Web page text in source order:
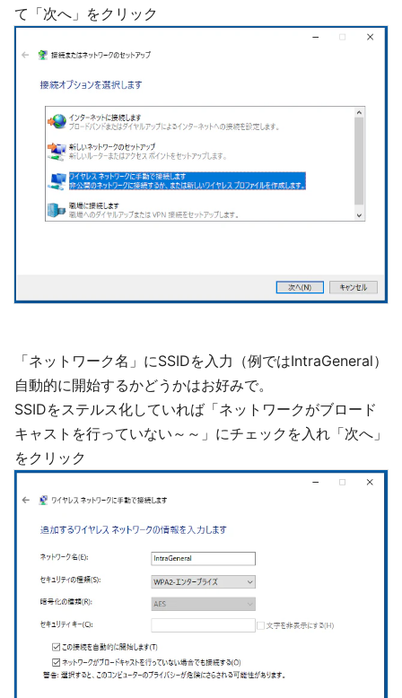
て「次へ」をクリック
「ネットワーク名」にSSIDを入力（例ではIntraGeneral）
自動的に開始するかどうかはお好みで。
SSIDをステルス化していれば「ネットワークがブロード
キャストを行っていない～～」にチェックを入れ「次へ」
をクリック